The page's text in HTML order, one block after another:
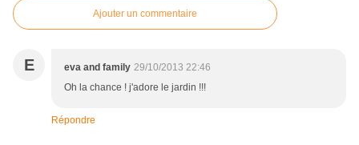
Ajouter un commentaire
E eva and family 29/10/2013 22:46
Oh la chance ! j'adore le jardin !!!
Répondre